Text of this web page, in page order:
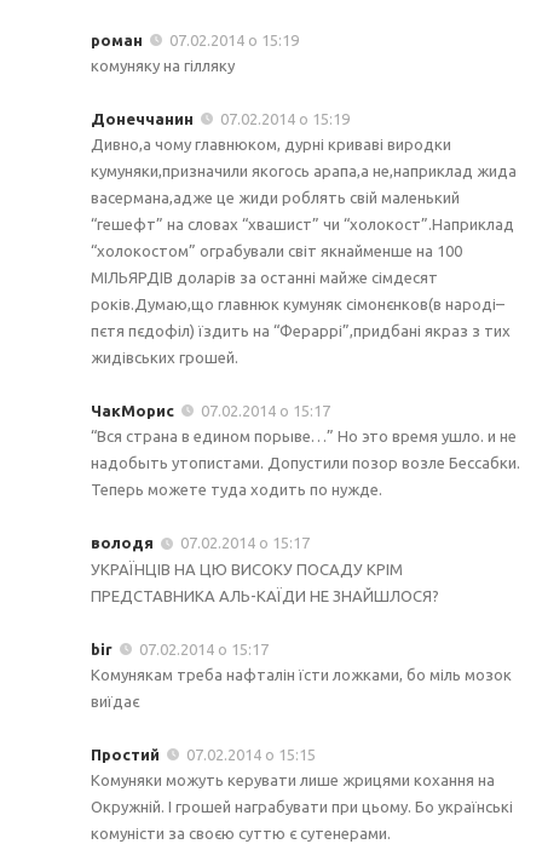
роман
07.02.2014 о 15:19
комуняку на гілляку
Донеччанин
07.02.2014 о 15:19
Дивно,а чому главнюком, дурні криваві виродки
кумуняки,призначили якогось арапа,а не,наприклад жида
васермана,адже це жиди роблять свій маленький
“гешефт” на словах “хвашист” чи “холокост”.Наприклад
“холокостом” ограбували світ якнайменше на 100
МІЛЬЯРДІВ доларів за останні майже сімдесят
років.Думаю,що главнюк кумуняк сімонєнков(в народі–
пєтя пєдофіл) їздить на “Фераррі”,придбані якраз з тих
жидівських грошей.
ЧакМорис
07.02.2014 о 15:17
“Вся страна в едином порыве…” Но это время ушло. и не
надобыть утопистами. Допустили позор возле Бессабки.
Теперь можете туда ходить по нужде.
володя
07.02.2014 о 15:17
УКРАЇНЦІВ НА ЦЮ ВИСОКУ ПОСАДУ КРІМ
ПРЕДСТАВНИКА АЛЬ-КАЇДИ НЕ ЗНАЙШЛОСЯ?
bir
07.02.2014 о 15:17
Комунякам треба нафталін їсти ложками, бо міль мозок
виїдає
Простий
07.02.2014 о 15:15
Комуняки можуть керувати лише жрицями кохання на
Окружній. І грошей награбувати при цьому. Бо українські
комуністи за своєю суттю є сутенерами.